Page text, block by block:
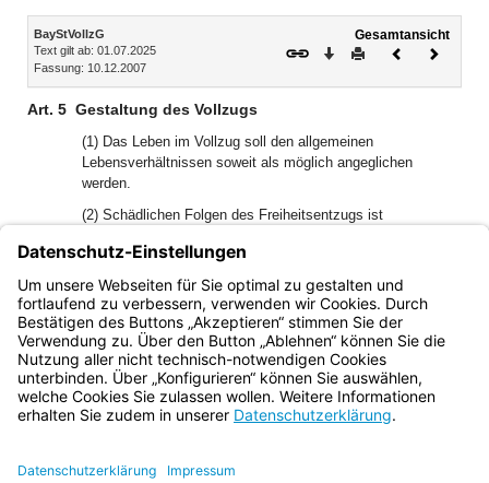
Inhalt
BayStVollzG
Text gilt ab: 01.07.2025
Fassung: 10.12.2007
Gesamtansicht
Download
DruckenVorheriges
Art. 5 Gestaltung des Vollzugs
(1) Das Leben im Vollzug soll den allgemeinen
Lebensverhältnissen soweit als möglich angeglichen
werden.
(2) Schädlichen Folgen des Freiheitsentzugs ist
(3) Der Vollzug ist darauf auszurichten, dass er den
Gefangenen hilft, sich in das Leben in Freiheit
einzugliedern.
Bayern.de
BayernPortal
Impressum